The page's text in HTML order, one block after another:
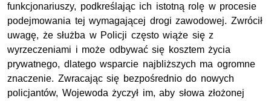
funkcjonariuszy, podkreślając ich istotną rolę w procesie
podejmowania tej wymagającej drogi zawodowej. Zwrócił
uwagę, że służba w Policji często wiąże się z
wyrzeczeniami i może odbywać się kosztem życia
prywatnego, dlatego wsparcie najbliższych ma ogromne
znaczenie. Zwracając się bezpośrednio do nowych
policjantów, Wojewoda życzył im, aby słowa złożonej